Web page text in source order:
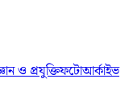
ও প্রযুক্তিফটোআর্কাইভ